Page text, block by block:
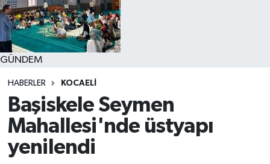
GÜNDEM
HABERLER KOCAELI
Başiskele Seymen
Mahallesi'nde üstyapı
yenilendi